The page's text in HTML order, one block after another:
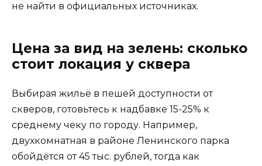
не найти в официальных источниках.
Цена за вид на зелень: сколько
стоит локация у сквера
Выбирая жильё в пешей доступности от
скверов, готовьтесь к надбавке 15-25% к
среднему чеку по городу. Например,
двухкомнатная в районе Ленинского парка
обойдётся от 45 тыс. рублей, тогда как